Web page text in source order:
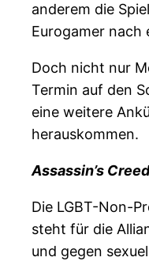
anderem die
Eurogamer nach
Doch nicht nur
Termin auf den
eine weitere
herauskommen.
Assassin’s
Die LGBT-Non-
steht für die
und gegen